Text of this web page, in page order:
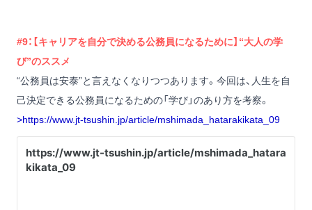
#9：【キャリアを自分で決める公務員になるために】“大人の学
び”のススメ
“公務員は安泰”と言えなくなりつつあります。今回は、人生を自
己決定できる公務員になるための「学び」のあり方を考察。
>https://www.jt-tsushin.jp/article/mshimada_hatarakikata_09